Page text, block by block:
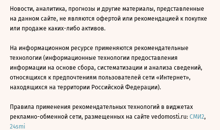
Новости, аналитика, прогнозы и другие материалы, представленные
на данном сайте, не являются офертой или рекомендацией к покупке
или продаже каких-либо активов.
На информационном ресурсе применяются рекомендательные
технологии (информационные технологии предоставления
информации на основе сбора, систематизации и анализа сведений,
относящихся к предпочтениям пользователей сети «Интернет»,
находящихся на территории Российской Федерации).
Правила применения рекомендательных технологий в виджетах
рекламно-обменной сети, размещенных на сайте vedomosti.ru: СМИ2,
24smi